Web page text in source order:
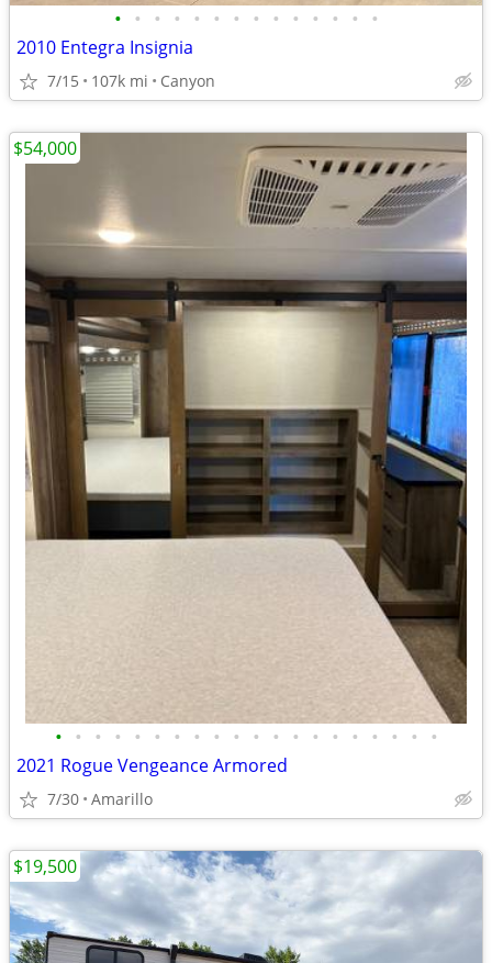
• • • • • • • • • • • • • •
2010 Entegra Insignia
7/15 107k mi Canyon
• • • • • • • • • • • • • • • • • • • •
2021 Rogue Vengeance Armored
7/30 Amarillo
$54,000
$19,500